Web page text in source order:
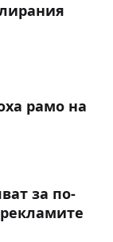
рамо на
за по-